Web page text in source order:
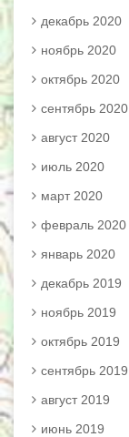
декабрь 2020
ноябрь 2020
октябрь 2020
сентябрь 2020
август 2020
июль 2020
март 2020
февраль 2020
январь 2020
декабрь 2019
ноябрь 2019
октябрь 2019
сентябрь 2019
август 2019
июнь 2019